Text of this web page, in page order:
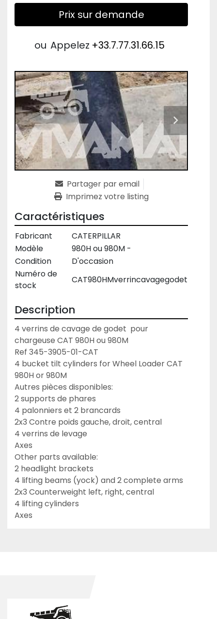
Prix sur demande
ou Appelez +33.7.77.31.66.15
Partager par email
Imprimez votre listing
Caractéristiques
Fabricant
CATERPILLAR
Modèle
980H ou 980M -
Condition
D'occasion
Numéro de
stock
CAT980HMverrincavagegodet
Description
4 verrins de cavage de godet  pour
chargeuse CAT 980H ou 980M
Ref 345-3905-01-CAT
4 bucket tilt cylinders for Wheel Loader CAT
980H or 980M
Autres pièces disponibles:
2 supports de phares
4 palonniers et 2 brancards
2x3 Contre poids gauche, droit, central
4 verrins de levage
Axes
Other parts available:
2 headlight brackets
4 lifting beams (yock) and 2 complete arms
2x3 Counterweight left, right, central
4 lifting cylinders
Axes